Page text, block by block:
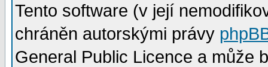
Tento software (v její
chráněn autorskými právy
General Public Licence a může